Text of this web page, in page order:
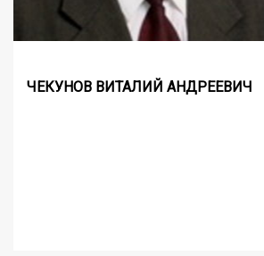
ЧЕКУНОВ ВИТАЛИЙ АНДРЕЕВИЧ